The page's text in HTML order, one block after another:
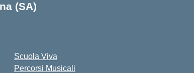
(SA)
Scuola Viva
Percorsi Musicali